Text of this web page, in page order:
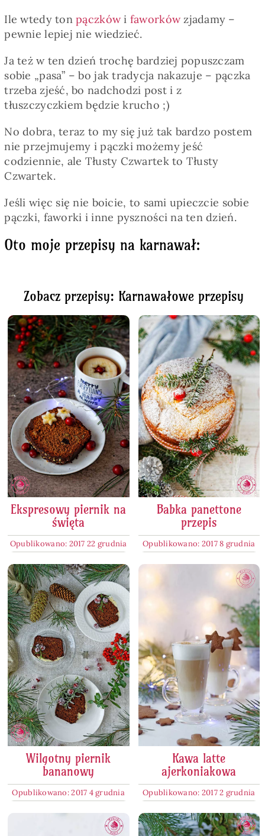
Ile wtedy tonpączkówi faworkówzjadamy –
pewnie lepiej nie wiedzieć.
Ja też w ten dzień trochę bardziej popuszczam
sobie „pasa” – bo jak tradycja nakazuje – pączka
trzeba zjeść, bo nadchodzi post i z
tłuszczyczkiem będzie krucho ;)
No dobra, teraz to my się już tak bardzo postem
nie przejmujemy i pączki możemy jeść
codziennie, ale Tłusty Czwartek to Tłusty
Czwartek.
Jeśli więc się nie boicie, to sami upieczcie sobie
pączki, faworki i inne pyszności na ten dzień.
Oto moje przepisy na karnawał:
Zobacz przepisy: Karnawałowe przepisy
Ekspresowy piernik na
święta
Opublikowano: 2017 22 grudnia
Babka panettone
przepis
Opublikowano: 2017 8 grudnia
Wilgotny piernik
bananowy
Opublikowano: 2017 4 grudnia
Kawa latte
ajerkoniakowa
Opublikowano: 2017 2 grudnia